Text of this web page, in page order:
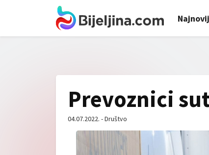
Prevoznici
04.07.2022. - Društvo